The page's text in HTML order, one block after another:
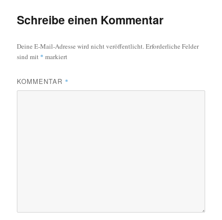
Schreibe einen Kommentar
Deine E-Mail-Adresse wird nicht veröffentlicht.Erforderliche Felder
sind mit * markiert
KOMMENTAR *